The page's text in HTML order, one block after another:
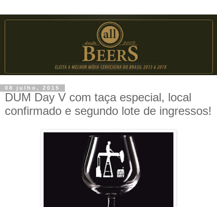
08 julho, 2015
DUM Day V com taça especial, local
confirmado e segundo lote de ingressos!